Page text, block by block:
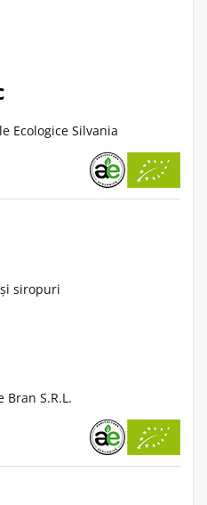
Ecologice Silvania
siropuri
Bran S.R.L.